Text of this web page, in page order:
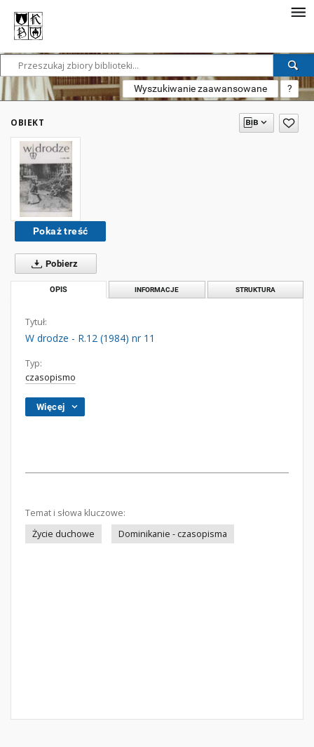
Wyszukiwanie zaawansowane ?
OBIEKT
Pokaż treść
Pobierz
OPIS INFORMACJE STRUKTURA
Tytuł:
W drodze - R.12 (1984) nr 11
Typ:
czasopismo
Więcej
Temat i słowa kluczowe:
Życie duchowe
Dominikanie - czasopisma